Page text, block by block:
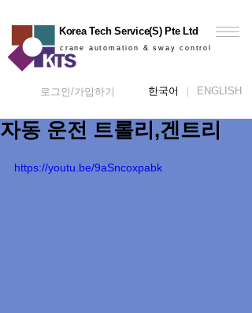
한국어 ENGLISH
로그인/가입하기
Korea Tech Service(S) Pte Ltd
crane automation & sway control
자동 운전 트롤리,겐트리
https://youtu.be/9aSncoxpabk